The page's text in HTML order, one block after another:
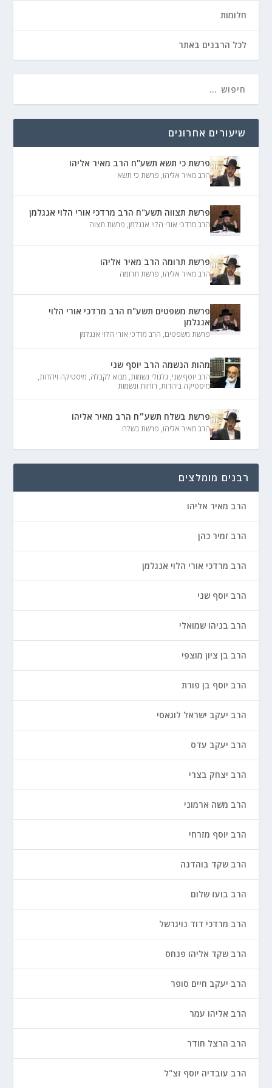
חלומות
לכל הרבנים באתר
שיעורים אחרונים
פרשת כי תשא תשע"ח הרב מאיר אליהו
הרב מאיר אליהו, פרשת כי תשא
פרשת תצווה תשע"ח הרב מרדכי אורי הלוי אנגלמן
הרב מרדכי אורי הלוי אנגלמן, פרשת תצוה
פרשת תרומה הרב מאיר אליהו
הרב מאיר אליהו, פרשת תרומה
פרשת משפטים תשע"ח הרב מרדכי אורי הלוי
אנגלמן
פרשת משפטים, הרב מרדכי אורי הלוי אנגלמן
מהות הנשמה הרב יוסף שני
הרב יוסף שני, גלגולי נשמות, מבוא לקבלה, מיסטיקה ויהדות,
מיסטיקה ביהדות, רוחות ונשמות
פרשת בשלח תשע״ח הרב מאיר אליהו
הרב מאיר אליהו, פרשת בשלח
רבנים מומלצים
הרב מאיר אליהו
הרב זמיר כהן
הרב מרדכי אורי הלוי אנגלמן
הרב יוסף שני
הרב בניהו שמואלי
הרב בן ציון מוצפי
הרב יוסף בן פורת
הרב יעקב ישראל לוגאסי
הרב יעקב עדס
הרב יצחק בצרי
הרב משה ארמוני
הרב יוסף מזרחי
הרב שקד בוהדנה
הרב בועז שלום
הרב מרדכי דוד נויגרשל
הרב שקד אליהו פנחס
הרב יעקב חיים סופר
הרב אליהו עמר
הרב הרצל חודר
הרב עובדיה יוסף זצ"ל